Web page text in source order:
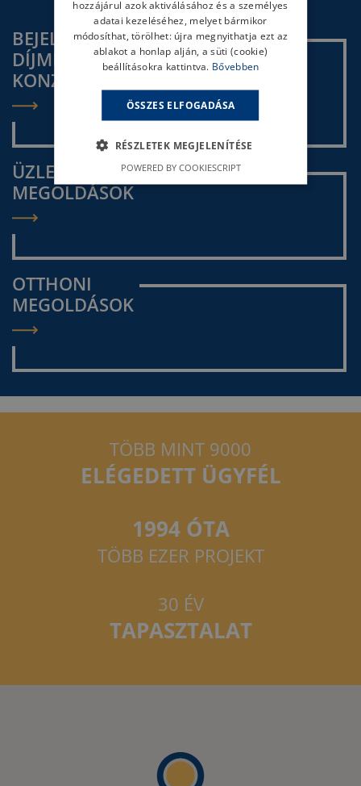
BEJELENTKEZÉS
DÍJMENTES
KONZULTÁCIÓRA
ÜZLETI
MEGOLDÁSOK
OTTHONI
MEGOLDÁSOK
TÖBB MINT 9000
ELÉGEDETT ÜGYFÉL
1994 ÓTA
TÖBB EZER PROJEKT
30 ÉV
TAPASZTALAT
hozzájárul azok aktiválásához és a személyes
adatai kezeléséhez, melyet bármikor
módosíthat, törölhet: újra megnyithatja ezt az
ablakot a honlap alján, a süti (cookie)
beállításokra kattintva. Bővebben
ÖSSZES ELFOGADÁSA
RÉSZLETEK MEGJELENÍTÉSE
POWERED BY COOKIESCRIPT